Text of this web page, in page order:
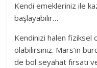
Kendi emekleriniz ile
başlayabilir…
Kendinizi halen fiziksel
olabilirsiniz. Mars’ın
de bol seyahat fırsatı